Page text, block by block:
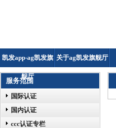
凯发app-ag凯发旗
舰厅
关于ag凯发旗舰厅
服务范围
国际认证
国内认证
ccc认证专栏